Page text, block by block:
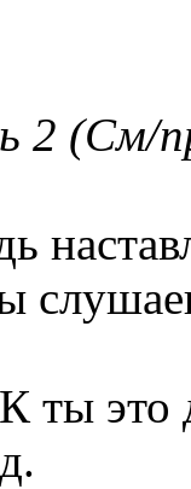
2 (См/
ты это